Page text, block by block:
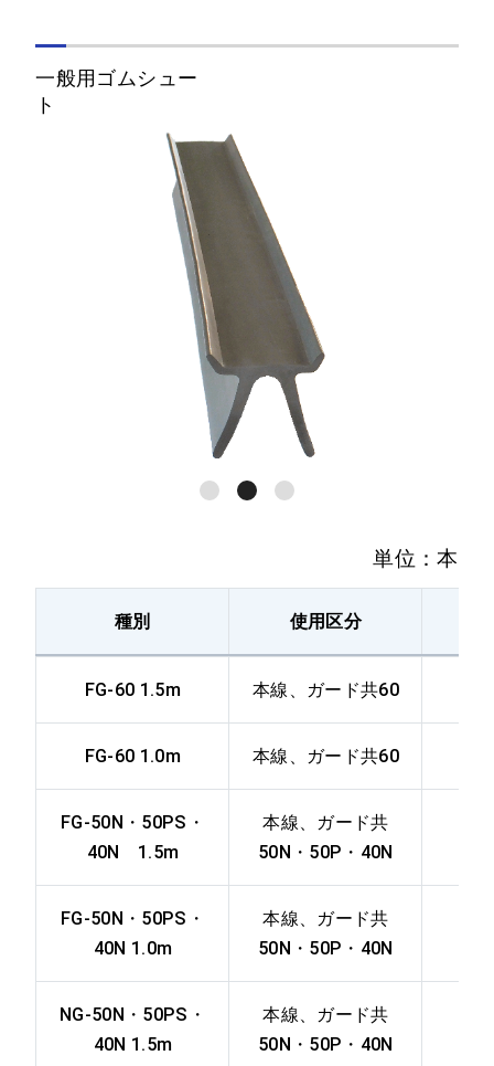
60 FW＝65
本線、ガード共
60 FW＝75
本線60、ガード
50N FW＝65
本線、ガード共
50PS FW＝65
本線、ガード共
本線、ガード共
50PS FW＝75
37-65
本線、ガード共
37-75
37A FW＝75
30A FW＝65
30-70
30A FW＝70
一般用ゴムシュー
単位：本
種別 使用区分
FG-60 1.5m 本線、ガード共60
FG-60 1.0m 本線、ガード共60
FG-50N・50PS・
40N 1.5m
本線、ガード共
50N・50P・40N
FG-50N・50PS・
40N 1.0m
本線、ガード共
50N・50P・40N
NG-50N・50PS・
40N 1.5m
本線、ガード共
50N・50P・40N